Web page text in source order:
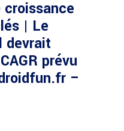
| Le
devrait
prévu
–